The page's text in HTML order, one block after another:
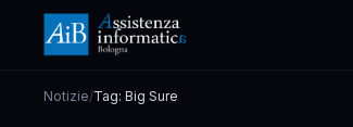
Notizie/Tag: Big Sure